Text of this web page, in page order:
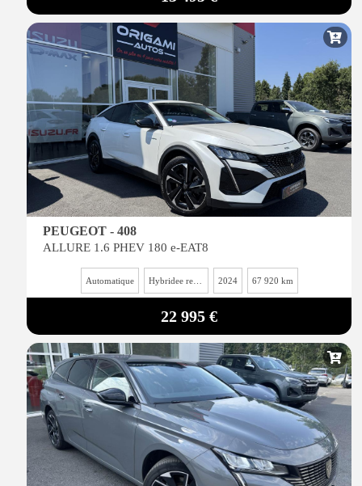
PEUGEOT - 408
ALLURE 1.6 PHEV 180 e-EAT8
Automatique Hybridee rechargeable essence 2024 67 920 km
22 995 €